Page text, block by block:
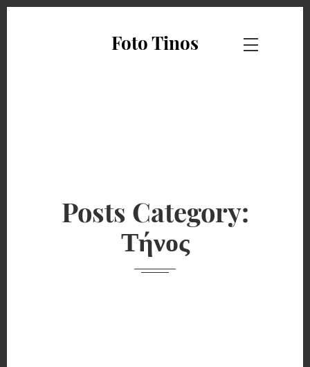
Foto Tinos
Posts Category:
Τήνος